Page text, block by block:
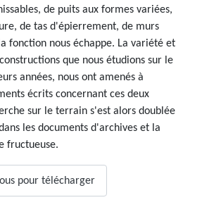
de puits aux formes variées,
de tas d'épierrement, de murs
fonction nous échappe. La variété et
que nous étudions sur le
années, nous ont amenés à
écrits concernant ces deux
sur le terrain s'est alors doublée
les documents d'archives et la
fructueuse.
pour télécharger